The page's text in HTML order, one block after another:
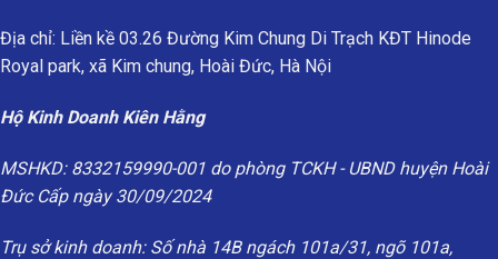
Địa chỉ: Liền kề 03.26 Đường Kim Chung Di Trạch KĐT Hinode
Royal park, xã Kim chung, Hoài Đức, Hà Nội
Hộ Kinh Doanh Kiên Hằng
MSHKD: 8332159990-001 do phòng TCKH - UBND huyện Hoài
Đức Cấp ngày 30/09/2024
Trụ sở kinh doanh: Số nhà 14B ngách 101a/31, ngõ 101a,